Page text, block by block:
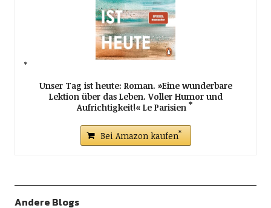
Unser Tag ist heute: Roman. »Eine wunderbare
Lektion über das Leben. Voller Humor und
Aufrichtigkeit!« Le Parisien
Bei Amazon kaufen
Andere Blogs